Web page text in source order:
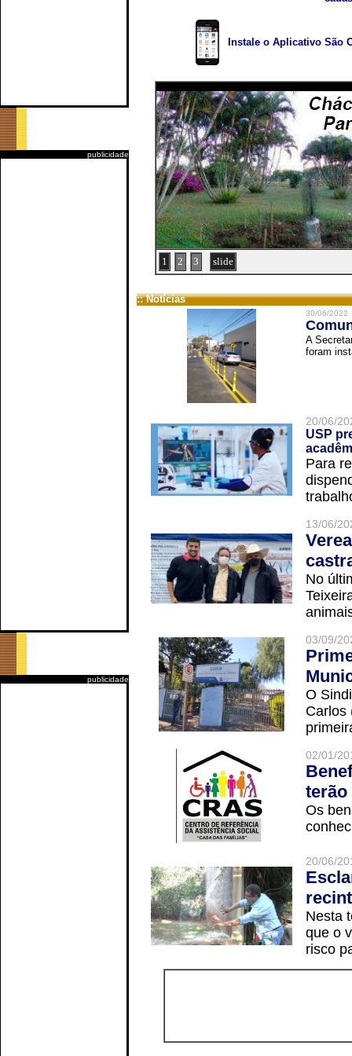
publicidade
publicidade
Instale o Aplicativo São
1 2 3 slide
:: Notícias
30/06/2022
A
foram
20/06/
USP
Para
13/06/
No
03/09/
O
Carlos
02/01/
terão
Os
20/06/
Nesta
que o
risco